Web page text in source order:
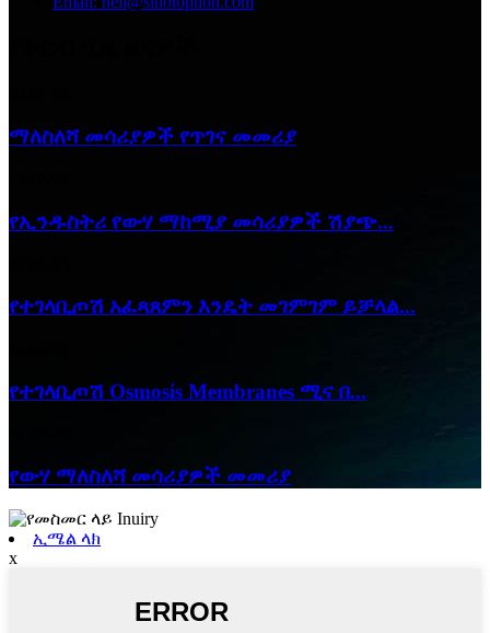
ማለስለሻ መሳሪያዎች የጥገና መመሪያ
የኢንዱስትሪ የውሃ ማከሚያ መሳሪያዎች ሽያጭ...
የተገላቢጦሽ አፈጻጸምን እንዴት መገምገም ይቻላል...
የተገላቢጦሽ Osmosis Membranes ሚና በ...
የውሃ ማለስለሻ መሳሪያዎች መመሪያ
ኢሜል ላክ
x